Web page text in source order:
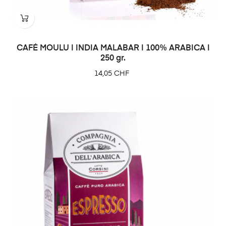
CAFÉ MOULU | INDIA MALABAR | 100% ARABICA |
250 gr.
Prix
14,05 CHF